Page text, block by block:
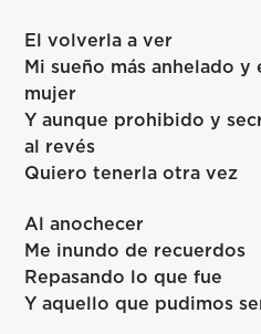
El volverla a ver
Mi sueño más anhelado
mujer
Y aunque prohibido y
al revés
Quiero tenerla otra vez
Al anochecer
Me inundo de recuerdos
Repasando lo que fue
Y aquello que pudimos